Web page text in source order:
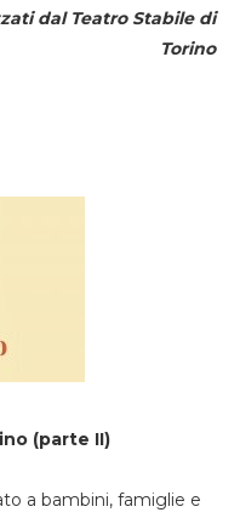
dal Teatro Stabile di
Torino
(parte II)
a bambini, famiglie e